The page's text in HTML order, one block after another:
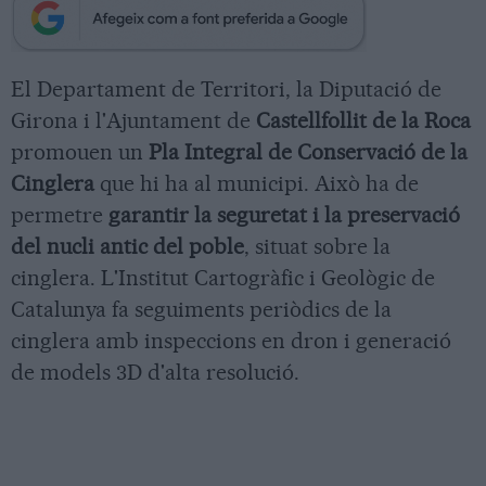
El Departament de Territori, la Diputació de
Girona i l'Ajuntament de Castellfollit de la Roca
promouen un Pla Integral de Conservació de la
Cinglera que hi ha al municipi. Això ha de
permetre garantir la seguretat i la preservació
del nucli antic del poble, situat sobre la
cinglera. L'Institut Cartogràfic i Geològic de
Catalunya fa seguiments periòdics de la
cinglera amb inspeccions en dron i generació
de models 3D d'alta resolució.